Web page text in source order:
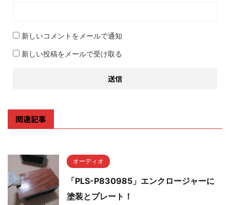
新しいコメントをメールで通知
新しい投稿をメールで受け取る
関連記事
オーディオ
「PLS-P830985」エンクロージャーに
塗装とプレート！